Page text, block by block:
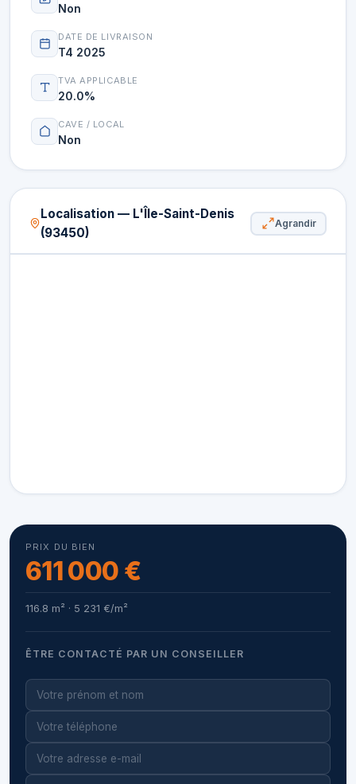
Non
DATE DE LIVRAISON
T4 2025
TVA APPLICABLE
20.0%
CAVE / LOCAL
Non
Localisation — L'Île-Saint-Denis
(93450)
Agrandir
PRIX DU BIEN
611 000 €
116.8 m² · 5 231 €/m²
ÊTRE CONTACTÉ PAR UN CONSEILLER